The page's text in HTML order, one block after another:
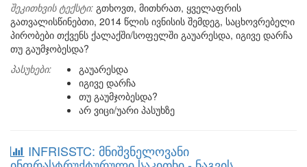
შეკითხვის ტექსტი: გთხოვთ, მითხრათ, ყველაფრის
გათვალისწინებთი, 2014 წლის ივნისის შემდეგ, საცხოვრებელი
პირობები თქვენს ქალაქში/სოფელში გაუარესდა, იგივე დარჩა
თუ გაუმჯობესდა?
პასუხები:
გაუარესდა
იგივე დარჩა
თუ გაუმჯობესდა?
არ ვიცი/უარი პასუხზე
INFRISSTC: მნიშვნელოვანი